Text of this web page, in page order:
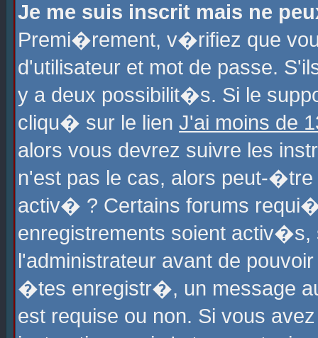
Je me suis inscrit mais ne
Premi�rement, v�rifiez que
d'utilisateur et mot de passe.
y a deux possibilit�s. Si le
cliqu� sur le lien J'ai moins de
alors vous devrez suivre les
n'est pas le cas, alors peut-
activ� ? Certains forums
enregistrements soient
l'administrateur avant de
�tes enregistr�, un message
est requise ou non. Si vous